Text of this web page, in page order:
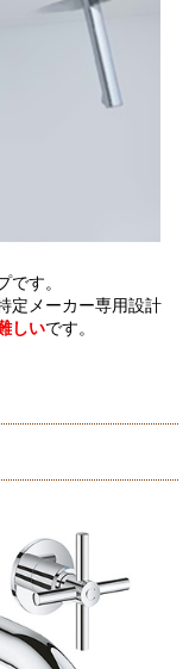
す。
定メーカー専用設計
しいです。